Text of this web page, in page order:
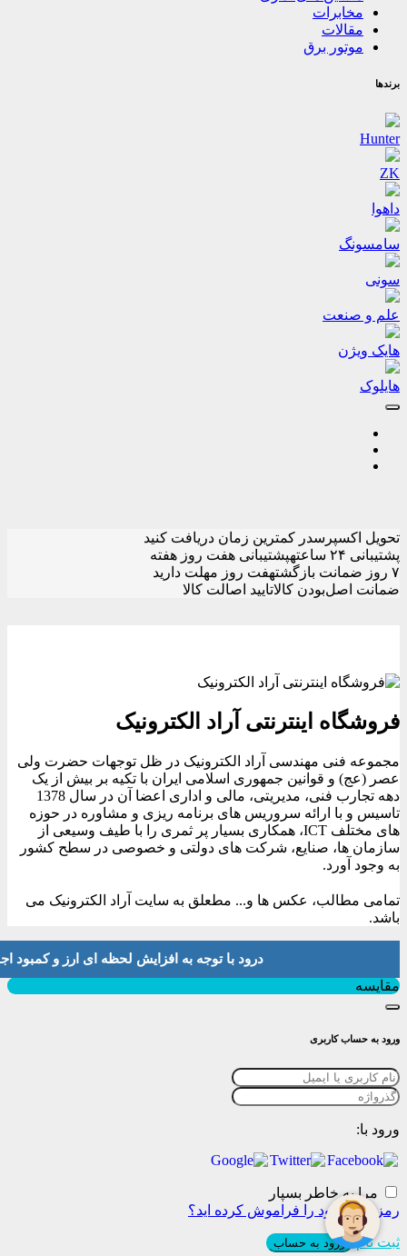
مخابرات
مقالات
موتور برق
برندها
Hunter
ZK
داهوا
سامسونگ
سونی
علم و صنعت
هایک ویژن
هایلوک
تحویل اکسپرسدر کمترین زمان دریافت کنید
پشتیبانی ۲۴ ساعته
پشتیبانی هفت روز هفته
۷ روز ضمانت بازگشت
هفت روز مهلت دارید
ضمانت اصل‌بودن کالاتایید اصالت کالا
فروشگاه اینترنتی آراد الکترونیک
مجموعه فنی مهندسی آراد الکترونیک در ظل توجهات حضرت ولی
عصر (عج) و قوانین جمهوری اسلامی ایران با تکیه بر بیش از یک
دهه تجارب فنی، مدیریتی، مالی و اداری اعضا آن در سال 1378
تاسیس و با ارائه سروریس های برنامه ریزی و مشاوره در حوزه
های مختلف ICT، همکاری بسیار پر ثمری را با طیف وسیعی از
سازمان ها، صنایع، شرکت های دولتی و خصوصی در سطح کشور
به وجود آورد.
تمامی مطالب، عکس ها و... مطعلق به سایت آراد الکترونیک می
باشد.
درود با توجه به افزایش لحظه ای ارز و کمبود اجناس لطفا موجودی
مقایسه
ورود به حساب کاربری
ورود با:
مرا به خاطر بسپار
رمز عبور خود را فراموش کرده اید؟
ثبت نام ورود به حساب